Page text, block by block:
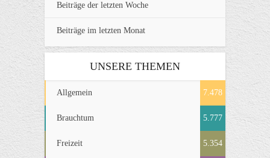
Beiträge der letzten Woche
Beiträge im letzten Monat
UNSERE THEMEN
Allgemein 7.478
Brauchtum 5.777
Freizeit 5.354